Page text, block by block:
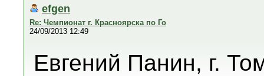
efgen
Re: Чемпионат г. Красноярска по Го
24/09/2013 12:49
Евгений Панин, г.